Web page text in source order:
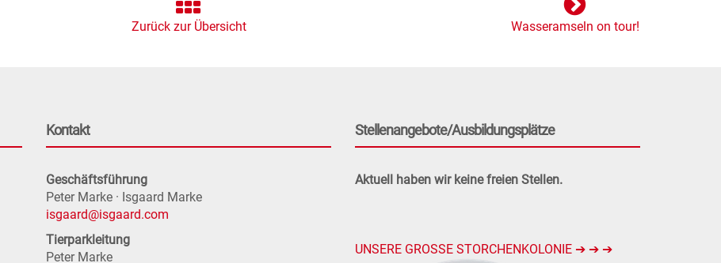
Zurück zur Übersicht Wasseramseln on tour!
Kontakt
Geschäftsführung
Peter Marke · Isgaard Marke
isgaard@isgaard.com
Tierparkleitung
Peter Marke
Stellenangebote/Ausbildungsplätze
Aktuell haben wir keine freien Stellen.
UNSERE GROSSE STORCHENKOLONIE ➔ ➔ ➔